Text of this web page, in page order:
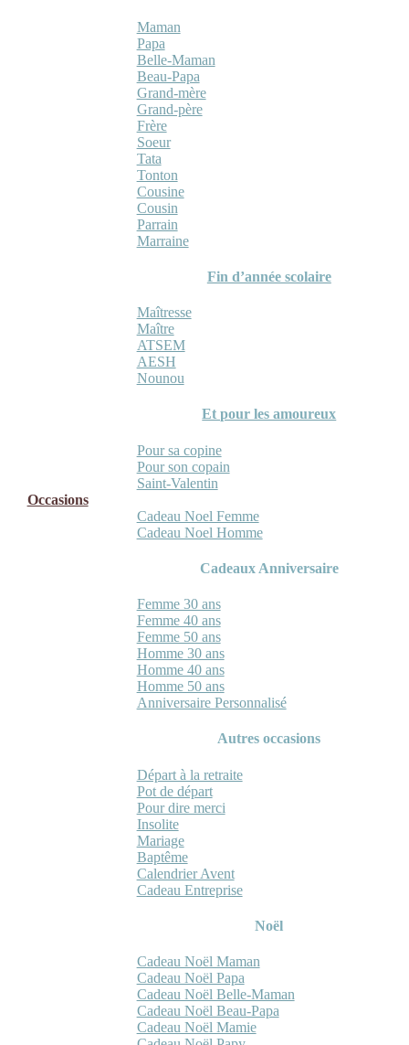
Maman
Papa
Belle-Maman
Beau-Papa
Grand-mère
Grand-père
Frère
Soeur
Tata
Tonton
Cousine
Cousin
Parrain
Marraine
Fin d’année scolaire
Maîtresse
Maître
ATSEM
AESH
Nounou
Et pour les amoureux
Pour sa copine
Pour son copain
Saint-Valentin
Occasions
Cadeau Noel Femme
Cadeau Noel Homme
Cadeaux Anniversaire
Femme 30 ans
Femme 40 ans
Femme 50 ans
Homme 30 ans
Homme 40 ans
Homme 50 ans
Anniversaire Personnalisé
Autres occasions
Départ à la retraite
Pot de départ
Pour dire merci
Insolite
Mariage
Baptême
Calendrier Avent
Cadeau Entreprise
Noël
Cadeau Noël Maman
Cadeau Noël Papa
Cadeau Noël Belle-Maman
Cadeau Noël Beau-Papa
Cadeau Noël Mamie